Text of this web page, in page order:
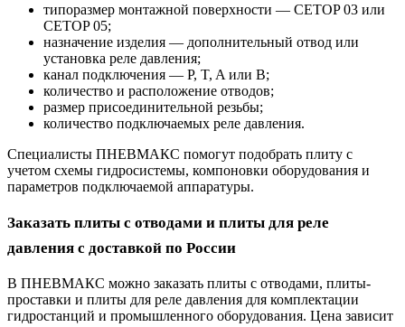
типоразмер монтажной поверхности — CETOP 03 или
CETOP 05;
назначение изделия — дополнительный отвод или
установка реле давления;
канал подключения — P, T, A или B;
количество и расположение отводов;
размер присоединительной резьбы;
количество подключаемых реле давления.
Специалисты ПНЕВМАКС помогут подобрать плиту с
учетом схемы гидросистемы, компоновки оборудования и
параметров подключаемой аппаратуры.
Заказать плиты с отводами и плиты для реле
давления с доставкой по России
В ПНЕВМАКС можно заказать плиты с отводами, плиты-
проставки и плиты для реле давления для комплектации
гидростанций и промышленного оборудования. Цена зависит